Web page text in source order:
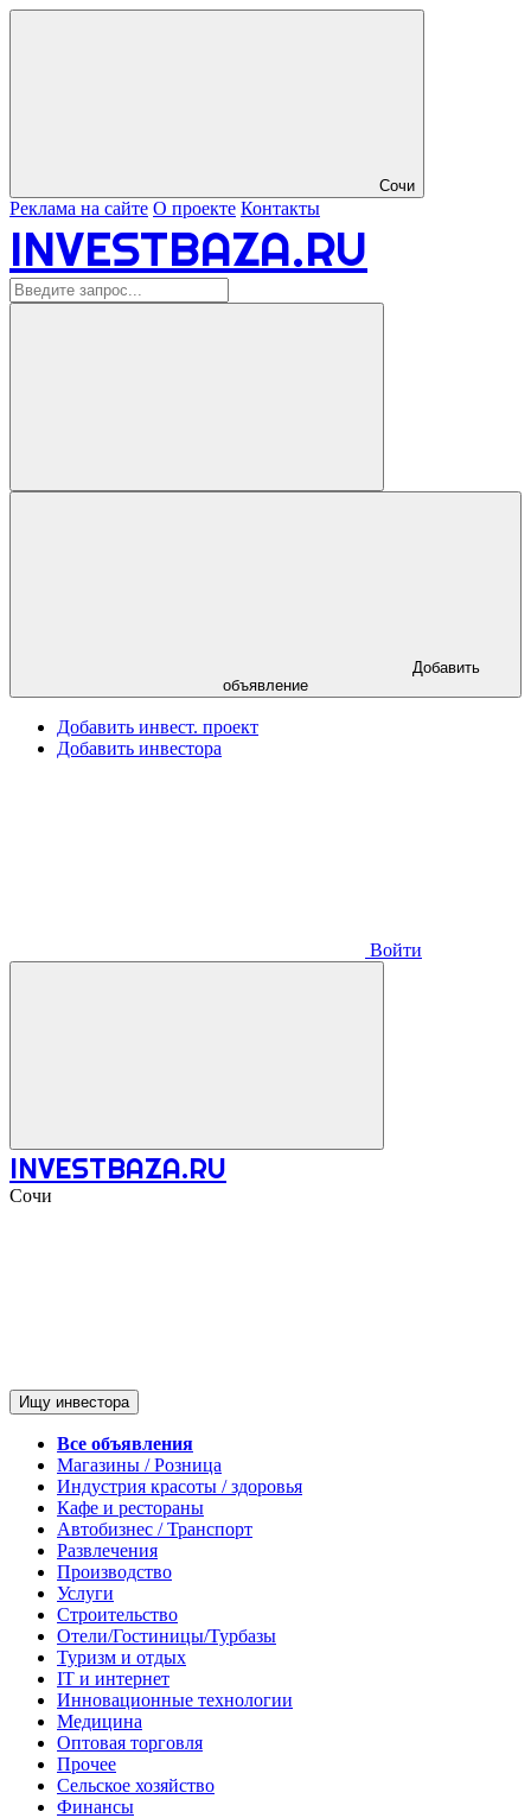
Сочи
Реклама на сайте О проекте Контакты
INVESTBAZA.RU
объявление
Добавить инвест. проект
Добавить инвестора
Войти
INVESTBAZA.RU
Сочи
Ищу инвестора
Все объявления
Магазины / Розница
Индустрия красоты / здоровья
Кафе и рестораны
Автобизнес / Транспорт
Развлечения
Производство
Услуги
Строительство
Отели/Гостиницы/Турбазы
Туризм и отдых
IT и интернет
Инновационные технологии
Медицина
Оптовая торговля
Прочее
Сельское хозяйство
Финансы